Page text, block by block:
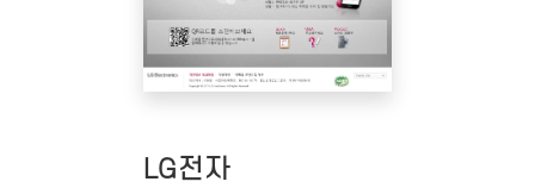
LG전자